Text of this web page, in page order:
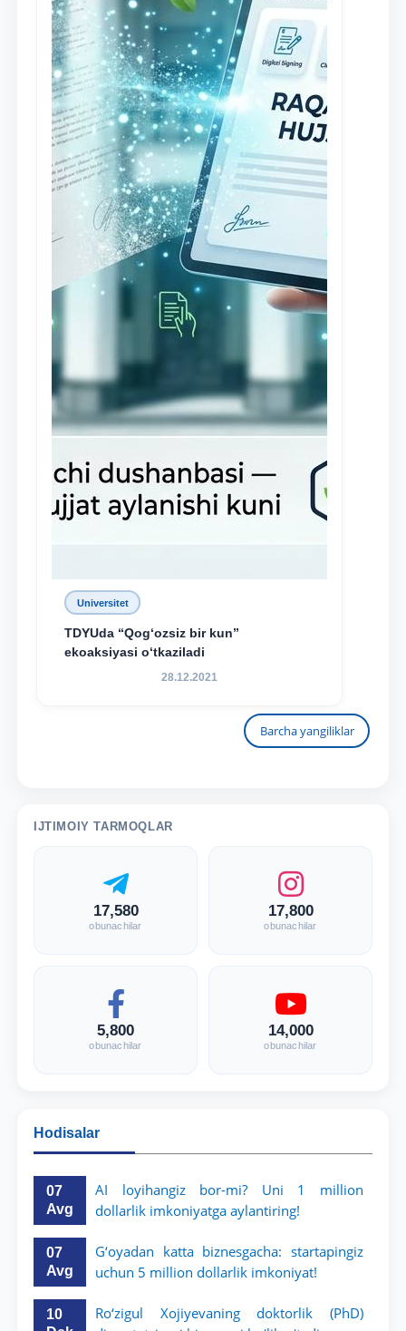
Universitet
TDYUda “Qog‘ozsiz bir kun”
ekoaksiyasi o‘tkaziladi
28.12.2021
Barcha yangiliklar
IJTIMOIY TARMOQLAR
17,580
obunachilar
17,800
obunachilar
5,800
obunachilar
14,000
obunachilar
Hodisalar
07
Avg
AI loyihangiz bor-mi? Uni 1 million
dollarlik imkoniyatga aylantiring!
07
Avg
G‘oyadan katta biznesgacha: startapingiz
uchun 5 million dollarlik imkoniyat!
10
Ro‘zigul Xojiyevaning doktorlik (PhD)